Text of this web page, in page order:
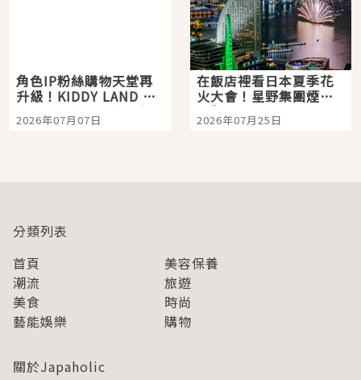
角色IP粉絲購物天堂再
升級！KIDDY LAND 原
宿店吉伊卡哇迎客，新
開幕 OMOKADO 店3分
2026年07月07日
在飯店裡看日本夏季花
火大會！星野集團煙火
景觀飯店6選，讓你不用
人擠人悠閒欣賞
2026年07月25日
分類列表
首頁
美容保養
潮流
旅遊
美食
時尚
藝能娛樂
購物
關於Japaholic